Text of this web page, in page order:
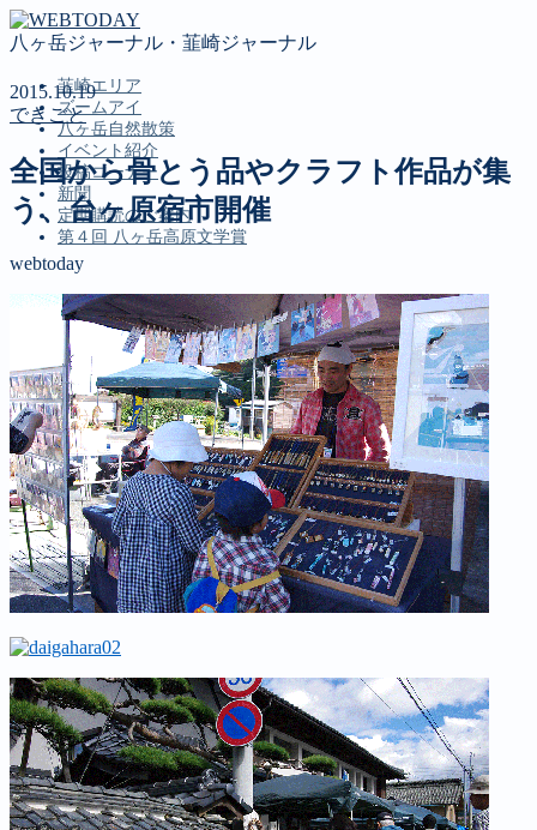
八ヶ岳ジャーナル・韮崎ジャーナル
韮崎エリア
ズームアイ
八ヶ岳自然散策
イベント紹介
投稿コーナー
新聞
定期購読のご案内
第４回 八ヶ岳高原文学賞
韮崎エリア
ズームアイ
八ヶ岳自然散策
イベント紹介
投稿コーナー
新聞
定期購読のご案内
第４回 八ヶ岳高原文学賞
2015.10.19
できごと
全国から骨とう品やクラフト作品が集
う、台ヶ原宿市開催
webtoday